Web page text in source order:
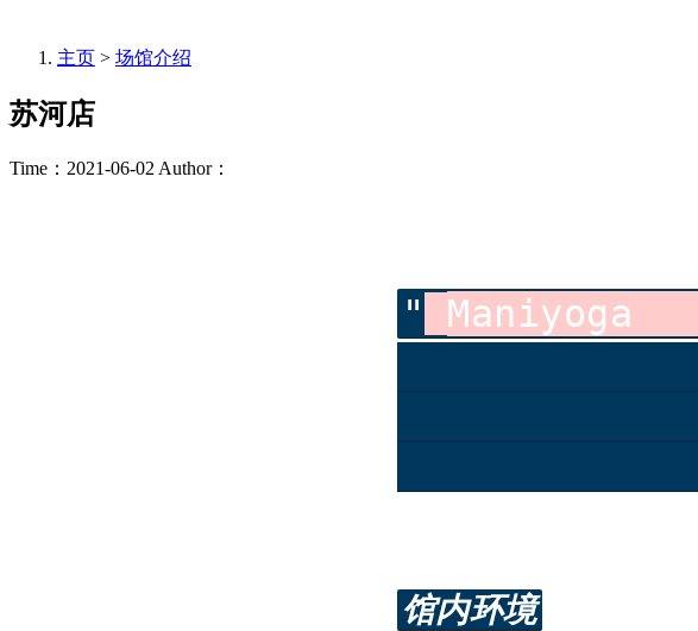
主页 > 场馆介绍
苏河店
Time：2021-06-02 Author：
Maniyoga
馆内环境